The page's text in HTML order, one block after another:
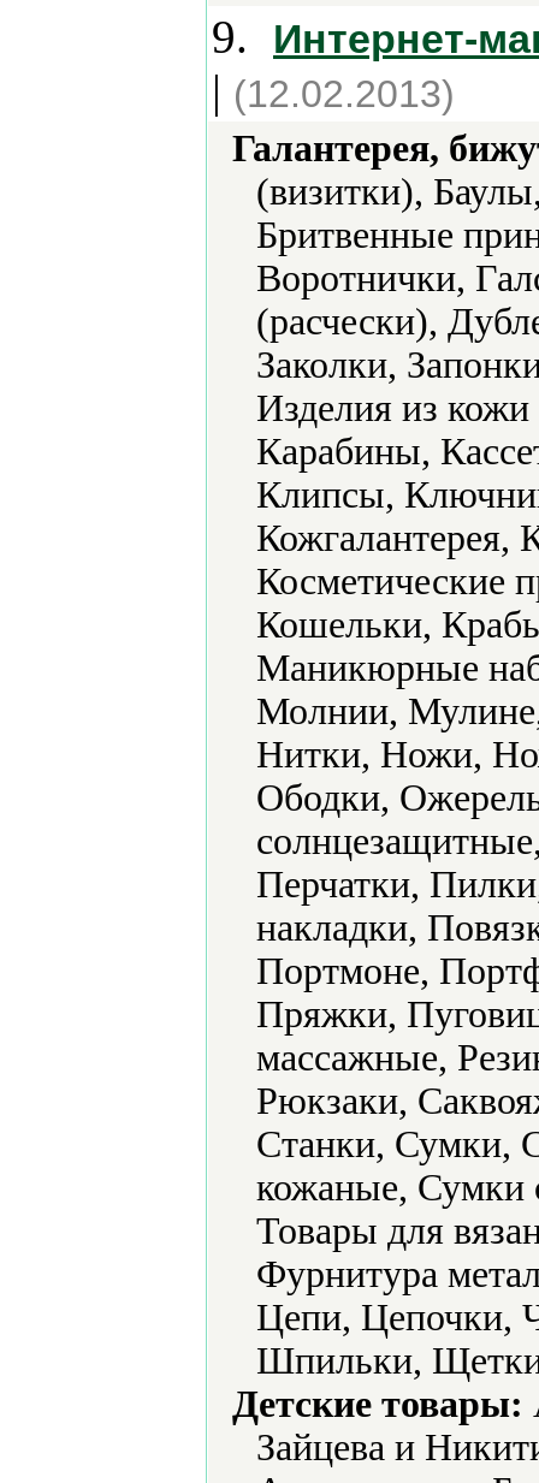
9. Интернет-
| (12.02.2013)
Галантерея,
(визитки),
Бритвенные
Воротнички,
(расчески),
Заколки,
Изделия из
Карабины,
Клипсы,
Кожгалантерея,
Косметические
Кошельки,
Маникюрные
Молнии,
Нитки, Ножи,
Ободки,
Перчатки,
накладки,
Портмоне,
Пряжки,
массажные,
Рюкзаки,
Станки, Сумки,
кожаные, Сумки
Товары для
Фурнитура
Цепи,
Шпильки,
Детские товары:
Зайцева и